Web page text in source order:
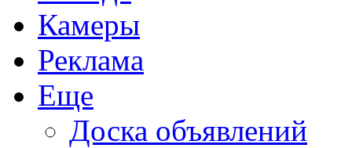
Камеры
Реклама
Еще
Доска объявлений